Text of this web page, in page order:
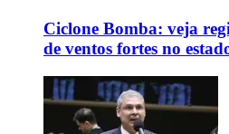
Ciclone Bomba: veja
de ventos fortes no